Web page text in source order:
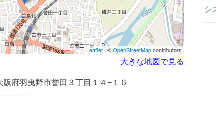
Leaflet| ©OpenStreetMapcontributors
大きな地図で見る
阪府羽曳野市誉田３丁目１４−１６
シ